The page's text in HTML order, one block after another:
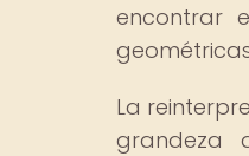
encontrar
La
grandeza